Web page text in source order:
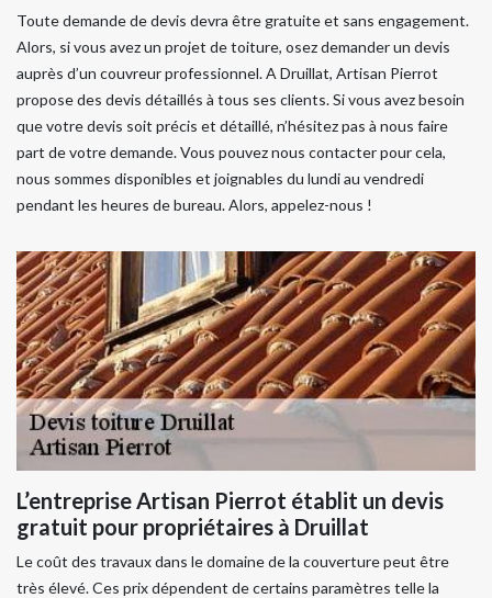
Toute demande de devis devra être gratuite et sans engagement.
Alors, si vous avez un projet de toiture, osez demander un devis
auprès d’un couvreur professionnel. A Druillat, Artisan Pierrot
propose des devis détaillés à tous ses clients. Si vous avez besoin
que votre devis soit précis et détaillé, n’hésitez pas à nous faire
part de votre demande. Vous pouvez nous contacter pour cela,
nous sommes disponibles et joignables du lundi au vendredi
pendant les heures de bureau. Alors, appelez-nous !
L’entreprise Artisan Pierrot établit un devis
gratuit pour propriétaires à Druillat
Le coût des travaux dans le domaine de la couverture peut être
très élevé. Ces prix dépendent de certains paramètres telle la